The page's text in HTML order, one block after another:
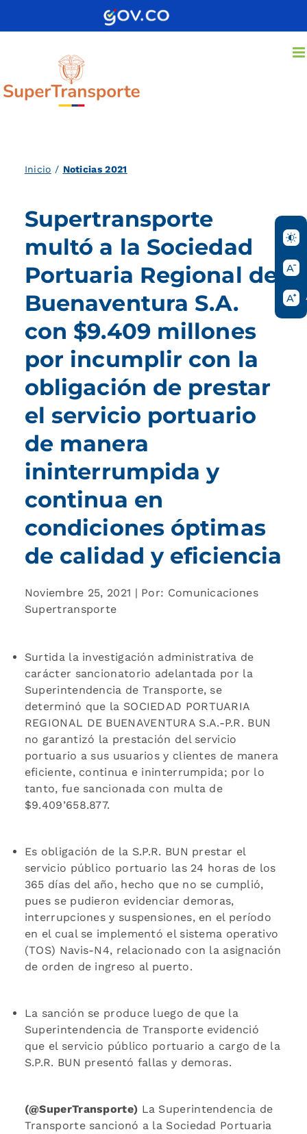
Inicio / Noticias 2021
Supertransporte
multó a la Sociedad
Portuaria Regional de
Buenaventura S.A.
con $9.409 millones
por incumplir con la
obligación de prestar
el servicio portuario
de manera
ininterrumpida y
continua en
condiciones óptimas
de calidad y eficiencia
Noviembre 25, 2021 | Por: Comunicaciones
Supertransporte
Surtida la investigación administrativa de
carácter sancionatorio adelantada por la
Superintendencia de Transporte, se
determinó que la SOCIEDAD PORTUARIA
REGIONAL DE BUENAVENTURA S.A.-P.R. BUN
no garantizó la prestación del servicio
portuario a sus usuarios y clientes de manera
eficiente, continua e ininterrumpida; por lo
tanto, fue sancionada con multa de
$9.409’658.877.
Es obligación de la S.P.R. BUN prestar el
servicio público portuario las 24 horas de los
365 días del año, hecho que no se cumplió,
pues se pudieron evidenciar demoras,
interrupciones y suspensiones, en el período
en el cual se implementó el sistema operativo
(TOS) Navis-N4, relacionado con la asignación
de orden de ingreso al puerto.
La sanción se produce luego de que la
Superintendencia de Transporte evidenció
que el servicio público portuario a cargo de la
S.P.R. BUN presentó fallas y demoras.
(@SuperTransporte) La Superintendencia de
Transporte sancionó a la Sociedad Portuaria